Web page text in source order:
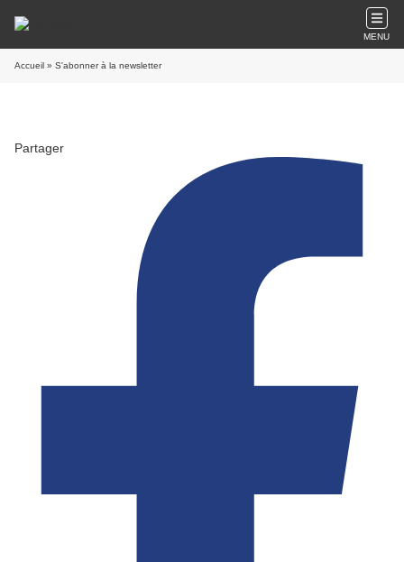
MENU
Accueil » S'abonner à la newsletter
Partager